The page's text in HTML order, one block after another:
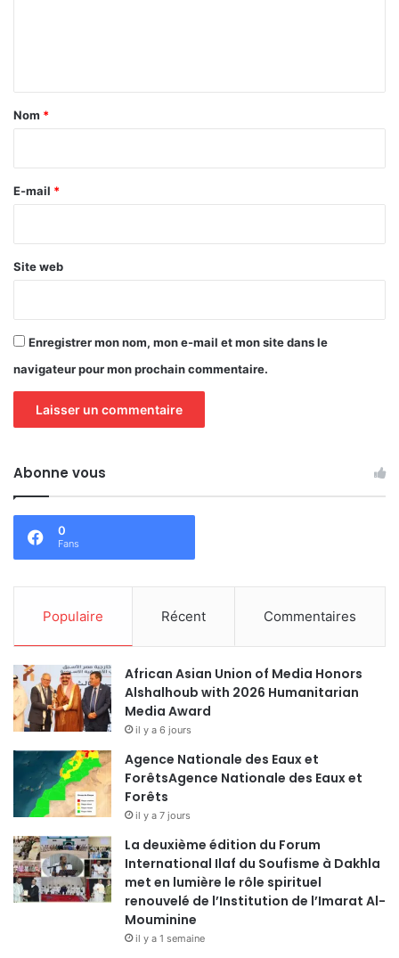
a
e
Nom *
E-mail *
Site web
Enregistrer mon nom, mon e-mail et mon site dans le
navigateur pour mon prochain commentaire.
Abonne vous
0
Fans
Populaire Récent Commentaires
African Asian Union of Media Honors
Alshalhoub with 2026 Humanitarian
Media Award
il y a 6 jours
Agence Nationale des Eaux et
ForêtsAgence Nationale des Eaux et
Forêts
il y a 7 jours
La deuxième édition du Forum
International Ilaf du Soufisme à Dakhla
met en lumière le rôle spirituel
renouvelé de l’Institution de l’Imarat Al-
Mouminine
il y a 1 semaine